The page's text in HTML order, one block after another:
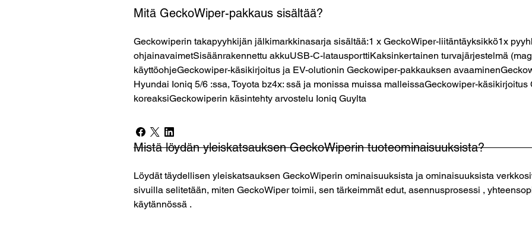
Mitä GeckoWiper-pakkaus sisältää?
Geckowiperin takapyyhkijän jälkimarkkinasarja sisältää:1 x GeckoWiper-liitäntäyksikkö1x
ohjainavaimetSisäänrakennettu akkuUSB-C-latausporttiKaksinkertainen turvajärjestelmä
käyttöohjeGeckowiper-käsikirjoitus ja EV-olutionin Geckowiper-pakkauksen
Hyundai Ioniq 5/6 :ssa, Toyota bz4x: ssä ja monissa muissa malleissaGeckowiper-
koreaksiGeckowiperin käsintehty arvostelu Ioniq Guylta
Mistä löydän yleiskatsauksen GeckoWiperin tuoteominaisuuksista?
Löydät täydellisen yleiskatsauksen GeckoWiperin ominaisuuksista ja ominaisuuksista
sivuilla selitetään, miten GeckoWiper toimii, sen tärkeimmät edut, asennusprosessi ,
käytännössä .